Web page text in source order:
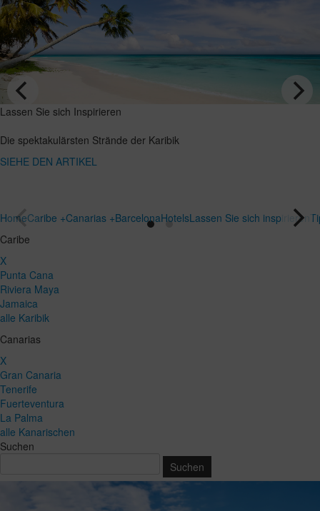
Lassen Sie sich
Die
sich
Inspirieren
Flitterwochen
perfekte
HomeCaribe +Canarias +BarcelonaHotelsLassen Sie sich inspirieren
Caribe
X
Punta Cana
Riviera Maya
Jamaica
alle Karibik
Canarias
X
Gran Canaria
Tenerife
Fuerteventura
La Palma
alle Kanarischen
Suchen